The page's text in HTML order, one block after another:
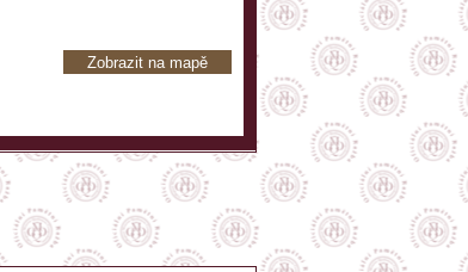
Zobrazit na mapě